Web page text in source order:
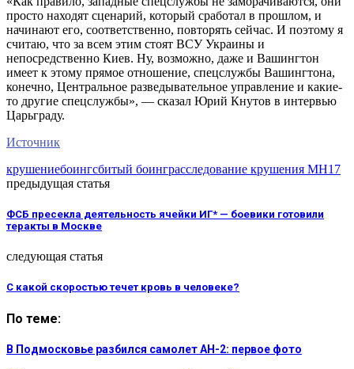
просто находят сценарий, который сработал в прошлом, и
начинают его, соответственно, повторять сейчас. И поэтому я
считаю, что за всем этим стоят ВСУ Украины и
непосредственно Киев. Ну, возможно, даже и Вашингтон
имеет к этому прямое отношение, спецслужбы Вашингтона,
конечно, Центральное разведывательное управление и какие-
то другие спецслужбы», — сказал Юрий Кнутов в интервью
Царьграду.
Источник
крушениебоингсбитый боинграсследование крушения MH17
предыдущая статья
ФСБ пресекла деятельность ячейки ИГ* — боевики готовили
теракты в Москве
следующая статья
С какой скоростью течет кровь в человеке?
По теме:
В Подмосковье разбился самолет АН-2: первое фото